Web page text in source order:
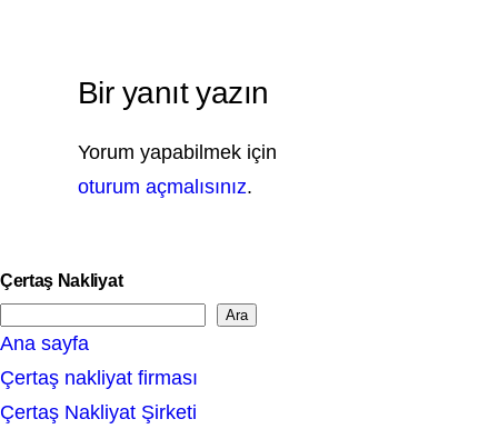
Bir yanıt yazın
Yorum yapabilmek için
oturum açmalısınız.
Çertaş Nakliyat
e
a
r
Ara
Ana sayfa
Çertaş nakliyat firması
Çertaş Nakliyat Şirketi